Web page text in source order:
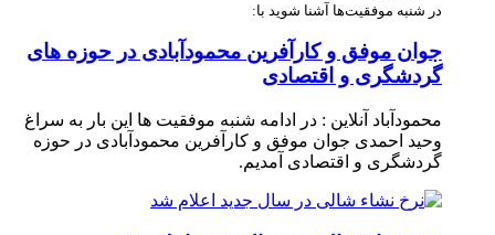
در شنبه موفقیت‌ها آشنا شوید با:
جوان موفق و کارآفرین محمودآبادی در حوزه های
گردشگری و اقتصادی
محمودآباد آنلاین : در ادامه شنبه موفقیت ها این بار به سراغ
وحید احمدی جوان موفق و کارآفرین محمودآبادی در حوزه
گردشگری و اقتصادی آمدیم.